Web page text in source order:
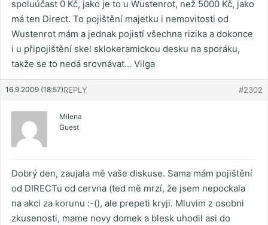
spoluúčast 0 Kč, jako je to u Wustenrot, než 5000 Kč, jako
má ten Direct. To pojištění majetku i nemovitosti od
Wustenrot mám a jednak pojistí všechna rizika a dokonce
i u připojištění skel sklokeramickou desku na sporáku,
takže se to nedá srovnávat… Vilga
16.9.2009 (18:57) #2302
REPLY
Milena
Guest
Dobrý den, zaujala mě vaše diskuse. Sama mám pojištění
od DIRECTu od cervna (ted mě mrzí, že jsem nepockala
na akci za korunu :-(), ale prepeti kryji. Mluvim z osobni
zkusenosti, mame novy domek a blesk uhodil asi do